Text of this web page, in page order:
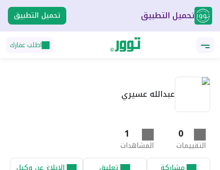
تحميل التطبيق تحميل التطبيق
اطلب عقارك
عبدالله عسيري
0
التقييمات
1
المشاهدات